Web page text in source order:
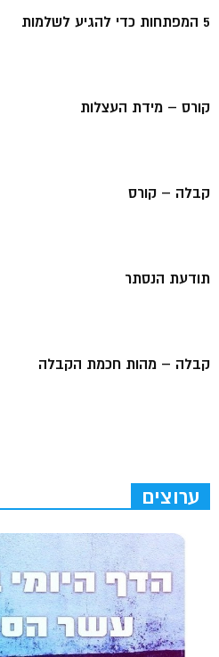
5 המפתחות כדי להגיע לשלמות
קורס – מידת העצלות
קבלה – קורס
תודעת הנסתר
קבלה – מהות חכמת הקבלה
ערוצים